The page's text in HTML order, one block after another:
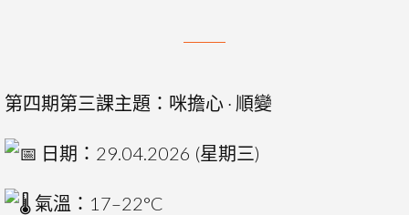
第四期第三課主題：咪擔心 · 順變
日期：29.04.2026 (星期三)
氣溫：17–22°C